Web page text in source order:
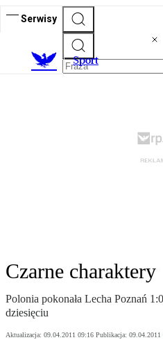
Serwisy
Sport
Czarne charaktery
Polonia pokonała Lecha Poznań
dziesięciu
Aktualizacja: 09.04.2011 09:16 Publikacja: 09.04.2011